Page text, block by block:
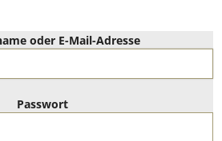
oder E-Mail-Adresse
Passwort